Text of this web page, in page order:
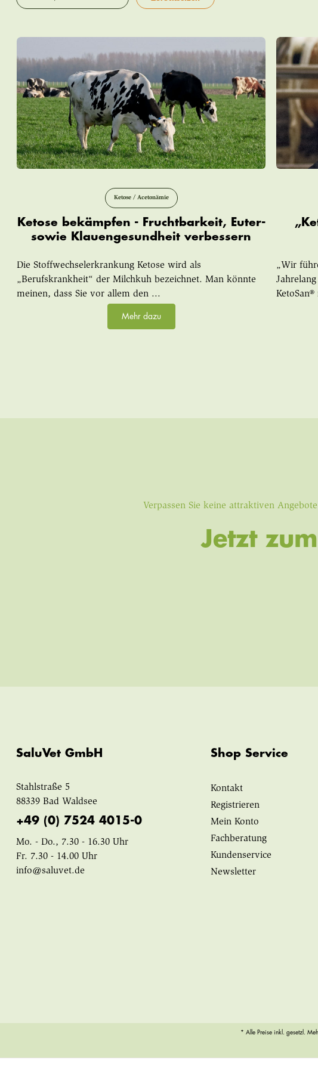
Ketose / Acetonämie
Ketose bekämpfen - Fruchtbarkeit, Euter-
sowie Klauengesundheit verbessern
Die Stoffwechselerkrankung Ketose wird als
„Berufskrankheit“ der Milchkuh bezeichnet. Man könnte
meinen, dass Sie vor allem den ...
Mehr dazu
„Wir
Verpassen Sie keine attraktiven
Jetzt
SaluVet GmbH
Stahlstraße 5
88339 Bad Waldsee
+49 (0) 7524 4015-0
Mo. - Do., 7.30 - 16.30 Uhr
Fr. 7.30 - 14.00 Uhr
info@saluvet.de
Shop Service
Kontakt
Registrieren
Mein Konto
Fachberatung
Kundenservice
Newsletter
* Alle Preise inkl. gesetzl.